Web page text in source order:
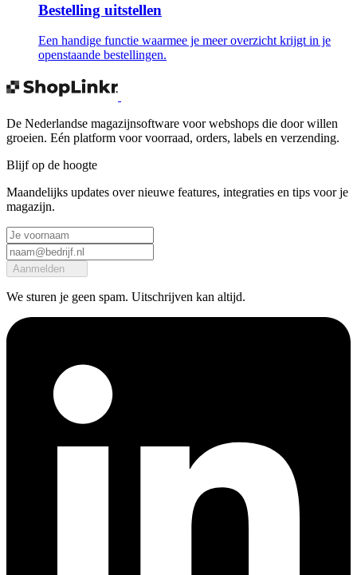
Bestelling uitstellen
Een handige functie waarmee je meer overzicht krijgt in je
openstaande bestellingen.
De Nederlandse magazijnsoftware voor webshops die door willen
groeien. Eén platform voor voorraad, orders, labels en verzending.
Blijf op de hoogte
Maandelijks updates over nieuwe features, integraties en tips voor je
magazijn.
Aanmelden
We sturen je geen spam. Uitschrijven kan altijd.